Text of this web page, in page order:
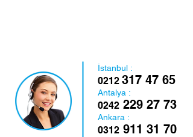
İstanbul :
0212 317 47 65
Antalya :
0242 229 27 73
Ankara :
0312 911 31 70